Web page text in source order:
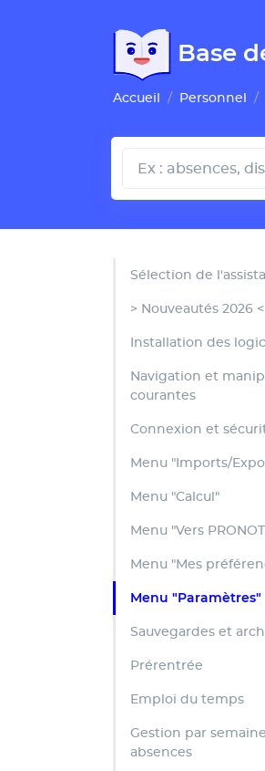
Base
Accueil Personnel
Sélection de
> Nouveautés 2026 <
Installation des
Navigation et
courantes
Connexion et
Menu "Imports/
Menu "Calcul"
Menu "Vers
Menu "Mes
Menu "Paramètres"
Sauvegardes et
Prérentrée
Emploi du temps
Gestion par
absences